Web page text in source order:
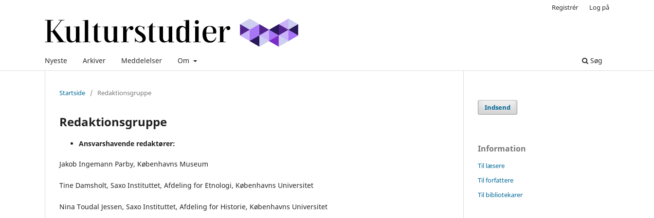
Nyeste Arkiver Meddelelser Om Søg
Registrér Log på
Startside / Redaktionsgruppe
Redaktionsgruppe
Ansvarshavende redaktører:
Jakob Ingemann Parby, Københavns Museum
Tine Damsholt, Saxo Instituttet, Afdeling for Etnologi, Københavns Universitet
Nina Toudal Jessen, Saxo Instituttet, Afdeling for Historie, Københavns Universitet
Indsend
Information
Til læsere
Til forfattere
Til bibliotekarer